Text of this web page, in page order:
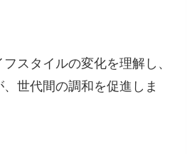
スタイルの変化を理解し、
世代間の調和を促進しま